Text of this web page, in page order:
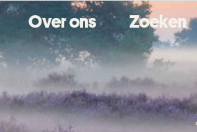
Over ons Zoeken